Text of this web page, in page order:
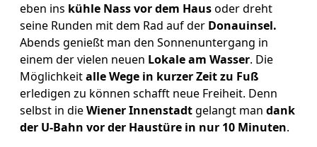
eben ins kühle Nass vor dem Hausoder dreht
seine Runden mit dem Rad auf der Donauinsel.
Abends genießt man den Sonnenuntergang in
einem der vielen neuen Lokale am Wasser. Die
Möglichkeitalle Wege in kurzer Zeit zu Fuß
erledigen zu können schafft neue Freiheit. Denn
selbst in dieWiener Innenstadtgelangt man dank
der U-Bahn vor der Haustüre in nur 10 Minuten.